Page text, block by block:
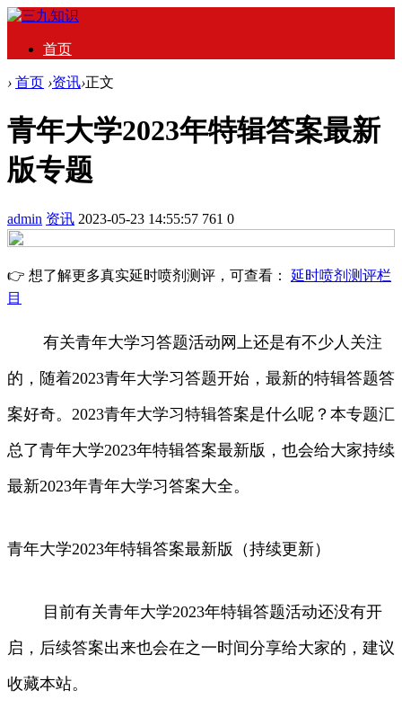
首页
› 首页 ›资讯›正文
青年大学2023年特辑答案最新
版专题
admin 资讯 2023-05-23 14:55:57 761 0
👉 想了解更多真实延时喷剂测评，可查看： 延时喷剂测评栏
目
有关青年大学习答题活动网上还是有不少人关注
的，随着2023青年大学习答题开始，最新的特辑答题答
案好奇。2023青年大学习特辑答案是什么呢？本专题汇
总了青年大学2023年特辑答案最新版，也会给大家持续
最新2023年青年大学习答案大全。
青年大学2023年特辑答案最新版（持续更新）
目前有关青年大学2023年特辑答题活动还没有开
启，后续答案出来也会在之一时间分享给大家的，建议
收藏本站。